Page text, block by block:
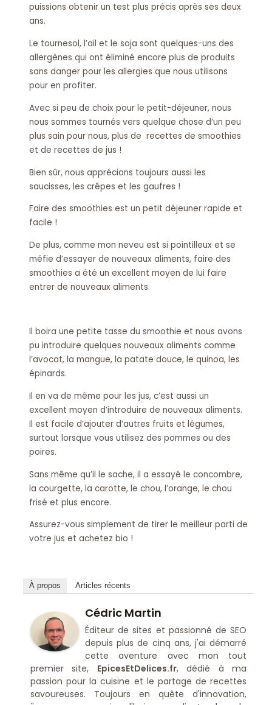
puissions obtenir un test plus précis après ses deux
ans.
Le tournesol, l’ail et le soja sont quelques-uns des
allergènes qui ont éliminé encore plus de produits
sans danger pour les allergies que nous utilisons
pour en profiter.
Avec si peu de choix pour le petit-déjeuner, nous
nous sommes tournés vers quelque chose d’un peu
plus sain pour nous, plus de recettes de smoothies
et de recettes de jus !
Bien sûr, nous apprécions toujours aussi les
saucisses, les crêpes et les gaufres !
Faire des smoothies est un petit déjeuner rapide et
facile !
De plus, comme mon neveu est si pointilleux et se
méfie d’essayer de nouveaux aliments, faire des
smoothies a été un excellent moyen de lui faire
entrer de nouveaux aliments.
Il boira une petite tasse du smoothie et nous avons
pu introduire quelques nouveaux aliments comme
l’avocat, la mangue, la patate douce, le quinoa, les
épinards.
Il en va de même pour les jus, c’est aussi un
excellent moyen d’introduire de nouveaux aliments.
Il est facile d’ajouter d’autres fruits et légumes,
surtout lorsque vous utilisez des pommes ou des
poires.
Sans même qu’il le sache, il a essayé le concombre,
la courgette, la carotte, le chou, l’orange, le chou
frisé et plus encore.
Assurez-vous simplement de tirer le meilleur parti de
votre jus et achetez bio !
À propos Articles récents
Cédric Martin
Éditeur de sites et passionné de SEO
depuis plus de cinq ans, j'ai démarré
cette aventure avec mon tout
premier site, EpicesEtDelices.fr, dédié à ma
passion pour la cuisine et le partage de recettes
savoureuses. Toujours en quête d'innovation,